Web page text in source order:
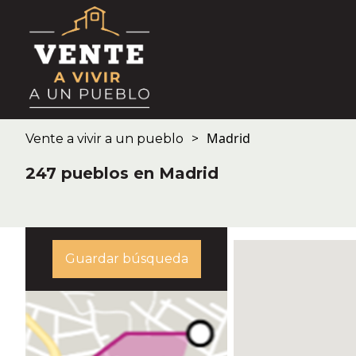
Vente a vivir a un pueblo Madrid
247 pueblos en Madrid
Guardar búsqueda